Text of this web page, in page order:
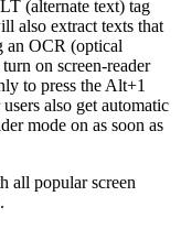
(alternate text) tag
also extract texts that
an OCR (optical
on screen-reader
to press the Alt+1
also get automatic
mode on as soon as
all popular screen